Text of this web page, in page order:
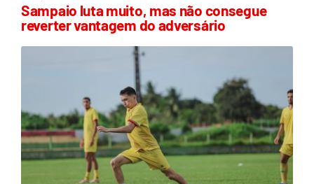
Sampaio luta muito, mas não consegue
reverter vantagem do adversário